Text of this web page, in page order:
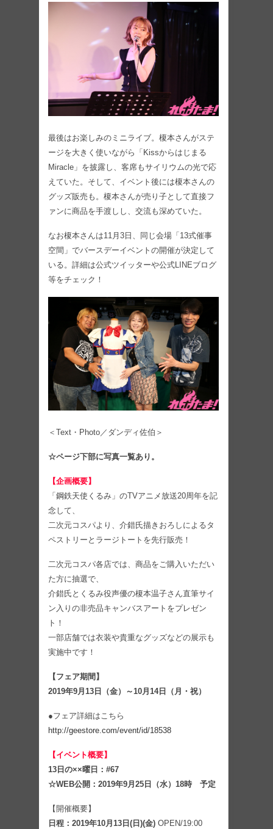
最後はお楽しみのミニライブ。榎本さんがステ
ージを大きく使いながら「Kissからはじまる
Miracle」を披露し、客席もサイリウムの光で応
えていた。そして、イベント後には榎本さんの
グッズ販売も。榎本さんが売り子として直接フ
ァンに商品を手渡しし、交流も深めていた。
なお榎本さんは11月3日、同じ会場「13式催事
空間」でバースデーイベントの開催が決定して
いる。詳細は公式ツイッターや公式LINEブログ
等をチェック！
＜Text・Photo／ダンディ佐伯＞
☆ページ下部に写真一覧あり。
【企画概要】
「鋼鉄天使くるみ」のTVアニメ放送20周年を記
念して、
二次元コスパより、介錯氏描きおろしによるタ
ペストリーとラージトートを先行販売！
二次元コスパ各店では、商品をご購入いただい
た方に抽選で、
介錯氏とくるみ役声優の榎本温子さん直筆サイ
ン入りの非売品キャンバスアートをプレゼン
ト！
一部店舗では衣装や貴重なグッズなどの展示も
実施中です！
【フェア期間】
2019年9月13日（金）～10月14日（月・祝）
●フェア詳細はこちら
http://geestore.com/event/id/18538
【イベント概要】
13日の××曜日：#67
☆WEB公開：2019年9月25日（水）18時 予定
【開催概要】
日程：2019年10月13日(日)(金) OPEN/19:00